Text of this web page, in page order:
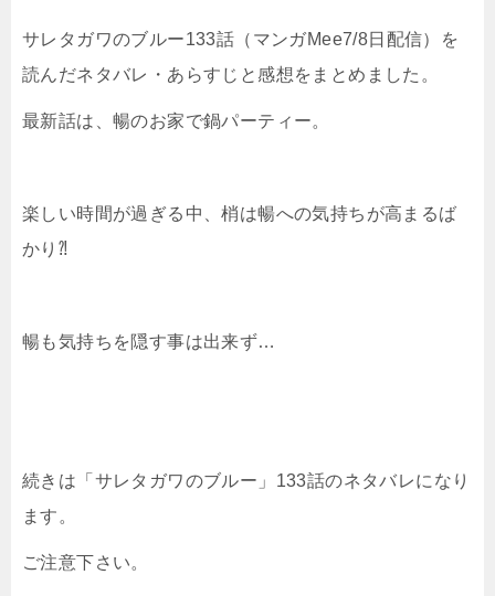
サレタガワのブルー133話（マンガMee7/8日配信）を
読んだネタバレ・あらすじと感想をまとめました。
最新話は、暢のお家で鍋パーティー。
楽しい時間が過ぎる中、梢は暢への気持ちが高まるば
かり⁈
暢も気持ちを隠す事は出来ず…
続きは「サレタガワのブルー」133話のネタバレになり
ます。
ご注意下さい。